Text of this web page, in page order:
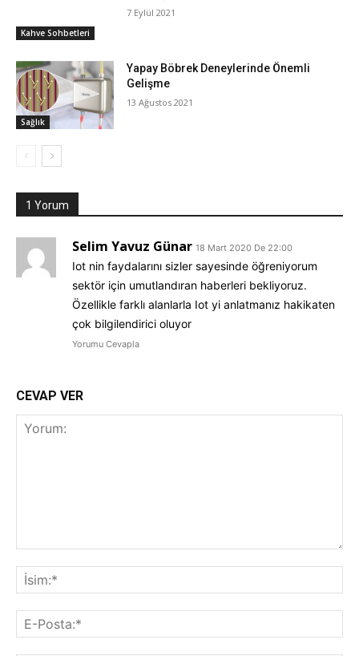
Kahve Sohbetleri
7 Eylül 2021
Sağlık
Yapay Böbrek Deneylerinde Önemli
Gelişme
13 Ağustos 2021
1 Yorum
Selim Yavuz Günar 18 Mart 2020 De 22:00
Iot nin faydalarını sizler sayesinde öğreniyorum
sektör için umutlandıran haberleri bekliyoruz.
Özellikle farklı alanlarla Iot yi anlatmanız hakikaten
çok bilgilendirici oluyor
Yorumu Cevapla
CEVAP VER